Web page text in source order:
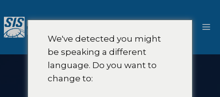
au
contenu
We've detected you might
be speaking a different
language. Do you want to
change to: